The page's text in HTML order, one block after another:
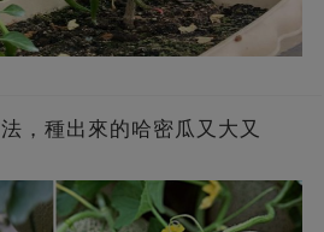
，種出來的哈密瓜又大又